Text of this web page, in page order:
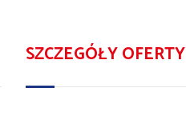
SZCZEGÓŁY OFERTY